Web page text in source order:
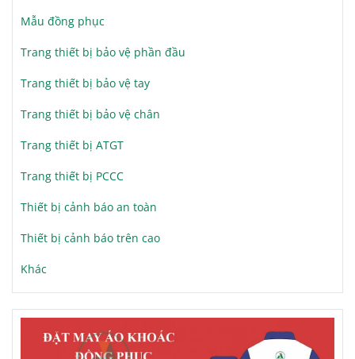
Mẫu đồng phục
Trang thiết bị bảo vệ phần đầu
Trang thiết bị bảo vệ tay
Trang thiết bị bảo vệ chân
Trang thiết bị ATGT
Trang thiết bị PCCC
Thiết bị cảnh báo an toàn
Thiết bị cảnh báo trên cao
Khác